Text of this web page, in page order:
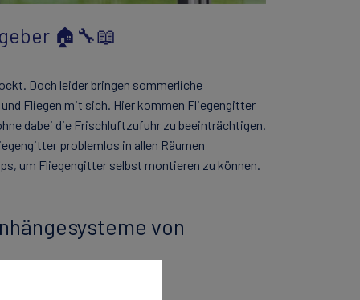
🏠🔧📖
Doch leider bringen sommerliche
Fliegen mit sich. Hier kommen Fliegengitter
dabei die Frischluftzufuhr zu beeinträchtigen.
problemlos in allen Räumen
um Fliegengitter selbst montieren zu können.
von